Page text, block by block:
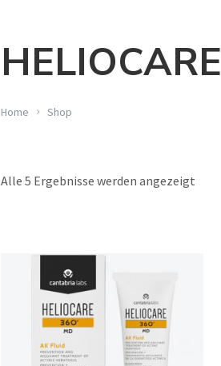
HELIOCARE
Home Shop
Alle 5 Ergebnisse werden angezeigt